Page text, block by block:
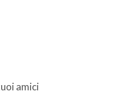
amici